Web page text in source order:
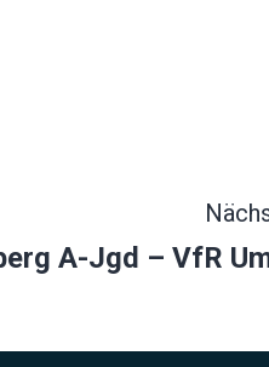
A-Jgd – VfR